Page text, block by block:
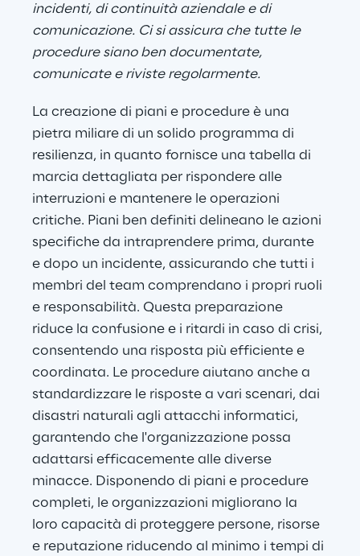
incidenti, di continuità aziendale e di
comunicazione. Ci si assicura che tutte le
procedure siano ben documentate,
comunicate e riviste regolarmente.
La creazione di piani e procedure è una
pietra miliare di un solido programma di
resilienza, in quanto fornisce una tabella di
marcia dettagliata per rispondere alle
interruzioni e mantenere le operazioni
critiche. Piani ben definiti delineano le azioni
specifiche da intraprendere prima, durante
e dopo un incidente, assicurando che tutti i
membri del team comprendano i propri ruoli
e responsabilità. Questa preparazione
riduce la confusione e i ritardi in caso di crisi,
consentendo una risposta più efficiente e
coordinata. Le procedure aiutano anche a
standardizzare le risposte a vari scenari, dai
disastri naturali agli attacchi informatici,
garantendo che l'organizzazione possa
adattarsi efficacemente alle diverse
minacce. Disponendo di piani e procedure
completi, le organizzazioni migliorano la
loro capacità di proteggere persone, risorse
e reputazione riducendo al minimo i tempi di